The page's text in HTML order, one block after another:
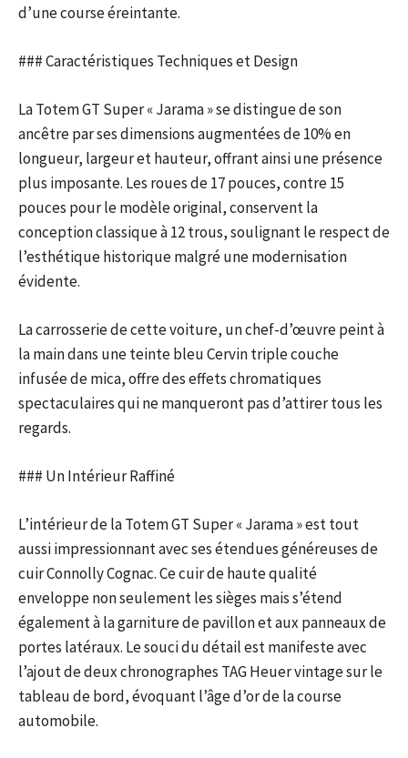
d’une course éreintante.
### Caractéristiques Techniques et Design
La Totem GT Super « Jarama » se distingue de son
ancêtre par ses dimensions augmentées de 10% en
longueur, largeur et hauteur, offrant ainsi une présence
plus imposante. Les roues de 17 pouces, contre 15
pouces pour le modèle original, conservent la
conception classique à 12 trous, soulignant le respect de
l’esthétique historique malgré une modernisation
évidente.
La carrosserie de cette voiture, un chef-d’œuvre peint à
la main dans une teinte bleu Cervin triple couche
infusée de mica, offre des effets chromatiques
spectaculaires qui ne manqueront pas d’attirer tous les
regards.
### Un Intérieur Raffiné
L’intérieur de la Totem GT Super « Jarama » est tout
aussi impressionnant avec ses étendues généreuses de
cuir Connolly Cognac. Ce cuir de haute qualité
enveloppe non seulement les sièges mais s’étend
également à la garniture de pavillon et aux panneaux de
portes latéraux. Le souci du détail est manifeste avec
l’ajout de deux chronographes TAG Heuer vintage sur le
tableau de bord, évoquant l’âge d’or de la course
automobile.